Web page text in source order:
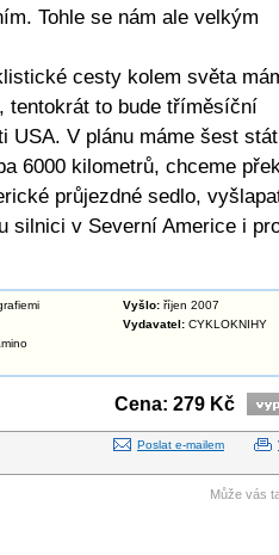
Tohle se nám ale velkým
cesty kolem světa
tentokrát to bude tříměsíční
USA. V plánu máme šest
6000 kilometrů, chceme
průjezdné sedlo,
silnici v Severní Americe i
Vyšlo: říjen 2007
Vydavatel: CYKLOKNIHY
Cena: 279 Kč
Poslat e-mailem
Může vás